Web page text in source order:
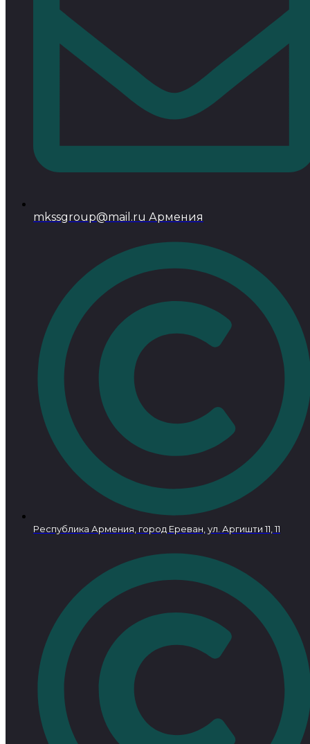
mkssgroup@mail.ru Армения
Республика Армения, город Ереван, ул. Аргишти 11, 11